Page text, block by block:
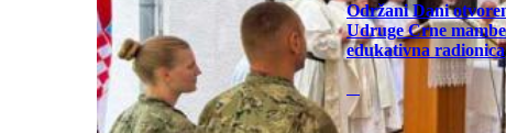
Održani Dani
Udruge Crne
edukativna radionica